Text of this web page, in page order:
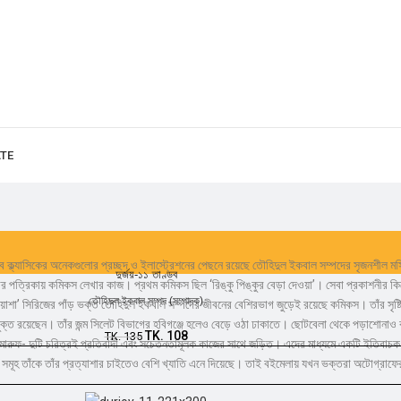
ক্ল্যাসিকের অনেকগুলোর প্রচ্ছদ ও ইলাস্ট্রেশনের পেছনে রয়েছে তৌহিদুল ইকবাল সম্পদের
কমিকস লেখার কাজ। প্রথম কমিকস ছিল ‘রিঙ্কু পিঙ্কুর বেড়া দেওয়া’। সেবা প্রকাশনীর
সিরিজের পাঁড় ভক্ত তৌহিদুল ইকবাল সম্পদের জীবনের বেশিরভাগ জুড়েই রয়েছে কমিকস। তাঁর
তাঁর জন্ম সিলেট বিভাগের হবিগঞ্জে হলেও বেড়ে ওঠা ঢাকাতে। ছোটবেলা থেকে
দুটি চরিত্রই প্রতিবাদী এবং সচেতনতামূলক কাজের সাথে জড়িত। এদের মাধ্যমে একটি ইতিবাচক
তাঁকে তাঁর প্রত্যাশার চাইতেও বেশি খ্যাতি এনে দিয়েছে। তাই বইমেলায় যখন ভক্তরা
দুর্জয়-১১ তাণ্ডব
তৌহিদুল ইকবাল সম্পদ (সম্পাদক)
TK.135 TK. 108